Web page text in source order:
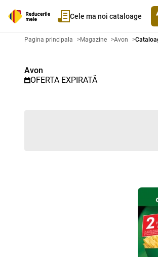
Cele ma noi cataloage
Catalog promoțional
Pagina principala >Magazine >Avon >
Avon
OFERTA EXPIRATĂ